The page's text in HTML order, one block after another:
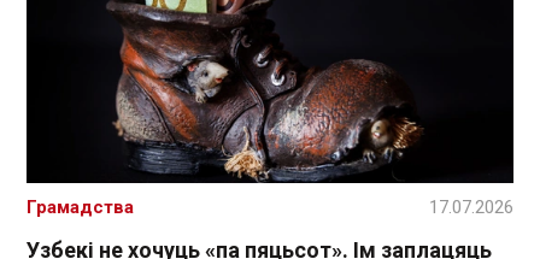
Узбекі не хочуць «па пяцьсот». Ім заплацяць
Грамадства 17.07.2026